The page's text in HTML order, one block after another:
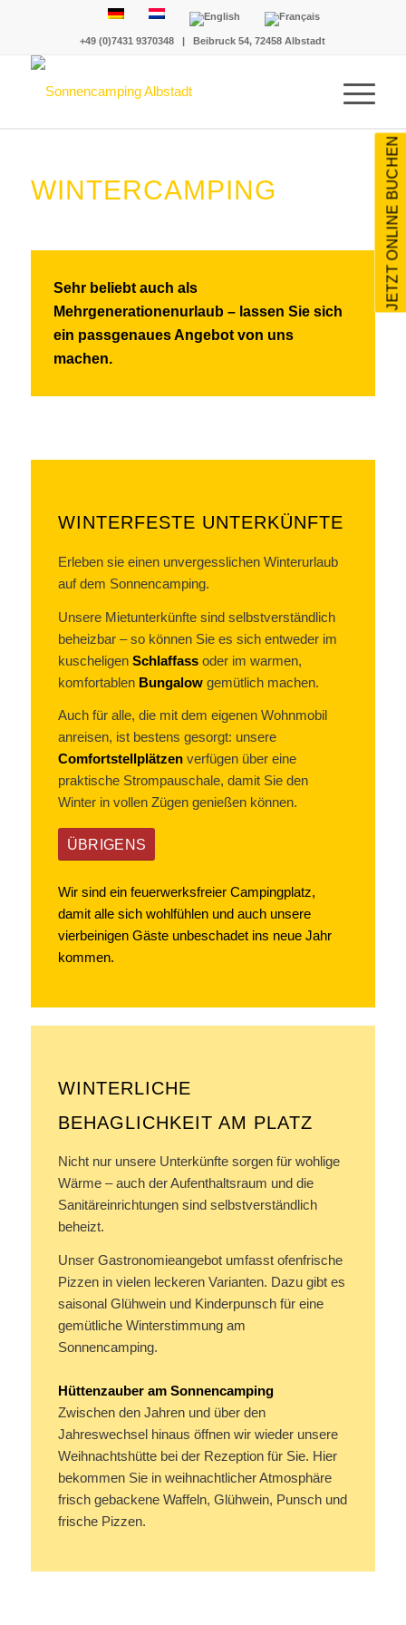
+49 (0)7431 9370348 |Beibruck 54, 72458 Albstadt
WINTERCAMPING
Sehr beliebt auch als
Mehrgenerationenurlaub – lassen Sie sich
ein passgenaues Angebot von uns
machen.
WINTERFESTE UNTERKÜNFTE
Erleben sie einen unvergesslichen Winterurlaub
auf dem Sonnencamping.
Unsere Mietunterkünfte sind selbstverständlich
beheizbar – so können Sie es sich entweder im
kuscheligen Schlaffass oder im warmen,
komfortablen Bungalow gemütlich machen.
Auch für alle, die mit dem eigenen Wohnmobil
anreisen, ist bestens gesorgt: unsere
Comfortstellplätzen verfügen über eine
praktische Strompauschale, damit Sie den
Winter in vollen Zügen genießen können.
ÜBRIGENS
Wir sind ein feuerwerksfreier Campingplatz,
damit alle sich wohlfühlen und auch unsere
vierbeinigen Gäste unbeschadet ins neue Jahr
kommen.
WINTERLICHE
BEHAGLICHKEIT AM PLATZ
Nicht nur unsere Unterkünfte sorgen für wohlige
Wärme – auch der Aufenthaltsraum und die
Sanitäreinrichtungen sind selbstverständlich
beheizt.
Unser Gastronomieangebot umfasst ofenfrische
Pizzen in vielen leckeren Varianten. Dazu gibt es
saisonal Glühwein und Kinderpunsch für eine
gemütliche Winterstimmung am
Sonnencamping.
Hüttenzauber am Sonnencamping
Zwischen den Jahren und über den
Jahreswechsel hinaus öffnen wir wieder unsere
Weihnachtshütte bei der Rezeption für Sie. Hier
bekommen Sie in weihnachtlicher Atmosphäre
frisch gebackene Waffeln, Glühwein, Punsch und
frische Pizzen.
JETZT ONLINE BUCHEN